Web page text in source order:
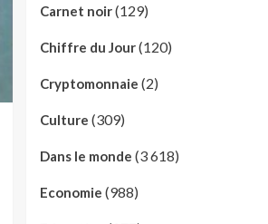
Carnet noir(129)
Chiffre du Jour(120)
Cryptomonnaie (2)
Culture (309)
Dans le monde (3 618)
Economie (988)